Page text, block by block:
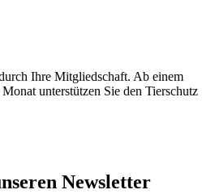
Ihre Mitgliedschaft. Ab einem
unterstützen Sie den Tierschutz
Newsletter